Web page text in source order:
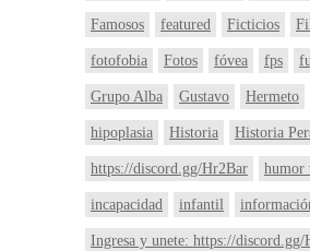
Famosos featured Ficticios
fotofobia Fotos fóvea fps
Grupo Alba Gustavo Hermeto
hipoplasia Historia Historia
https://discord.gg/Hr2Bar humor
incapacidad infantil
Ingresa y unete: https://discord.gg/